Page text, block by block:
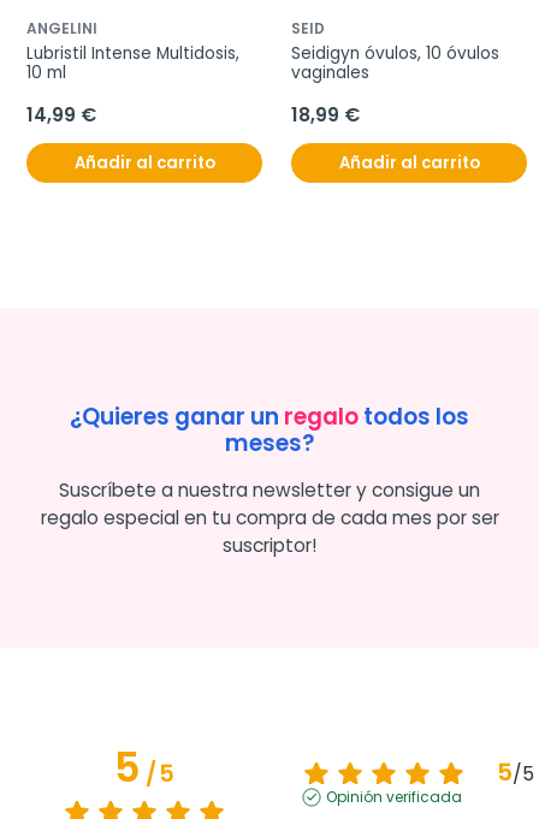
ANGELINI
Lubristil Intense Multidosis,
10 ml
14,99 €
Añadir al carrito
SEID
Seidigyn óvulos, 10 óvulos
vaginales
18,99 €
Añadir al carrito
¿Quieres ganar un regalotodos los
meses?
Suscríbete a nuestra newsletter y consigue un
regalo especial en tu compra de cada mes por ser
suscriptor!
5/5 5/5
Opinión verificada